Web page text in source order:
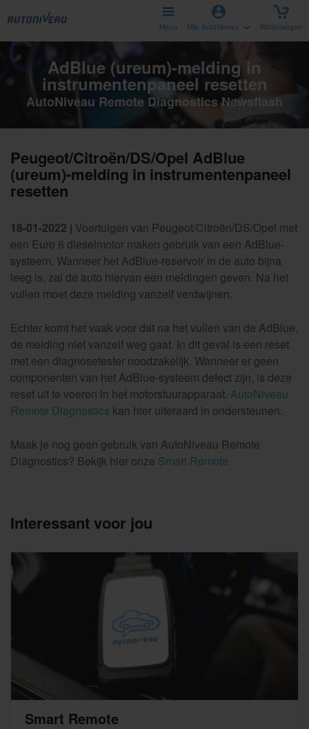
Menu Mijn AutoNiveau Winkelwagen
AdBlue (ureum)-melding in
instrumentenpaneel resetten
AutoNiveau Remote Diagnostics Newsflash
Peugeot/Citroën/DS/Opel AdBlue
(ureum)-melding in instrumentenpaneel
resetten
18-01-2022 | Voertuigen van Peugeot/Citroën/DS/Opel met
een Euro 6 dieselmotor maken gebruik van een AdBlue-
systeem. Wanneer het AdBlue-reservoir in de auto bijna
leeg is, zal de auto hiervan een meldingen geven. Na het
vullen moet deze melding vanzelf verdwijnen.
Echter komt het vaak voor dat na het vullen van de AdBlue,
de melding niet vanzelf weg gaat. In dit geval is een reset
met een diagnosetester noodzakelijk. Wanneer er geen
componenten van het AdBlue-systeem defect zijn, is deze
reset uit te voeren in het motorstuurapparaat. AutoNiveau
Remote Diagnostics kan hier uiteraard in ondersteunen.
Maak je nog geen gebruik van AutoNiveau Remote
Diagnostics? Bekijk hier onze Smart Remote.
Interessant voor jou
Smart Remote